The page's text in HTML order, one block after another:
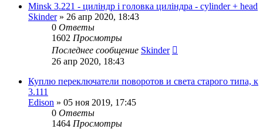
Minsk 3.221 - циліндр і головка циліндра - cylinder + head
Skinder» 26 апр 2020, 18:43
0 Ответы
1602 Просмотры
Последнее сообщение Skinder
26 апр 2020, 18:43
Куплю переключатели поворотов и света старого типа, к
3.111
Edison » 05 ноя 2019, 17:45
0 Ответы
1464 Просмотры